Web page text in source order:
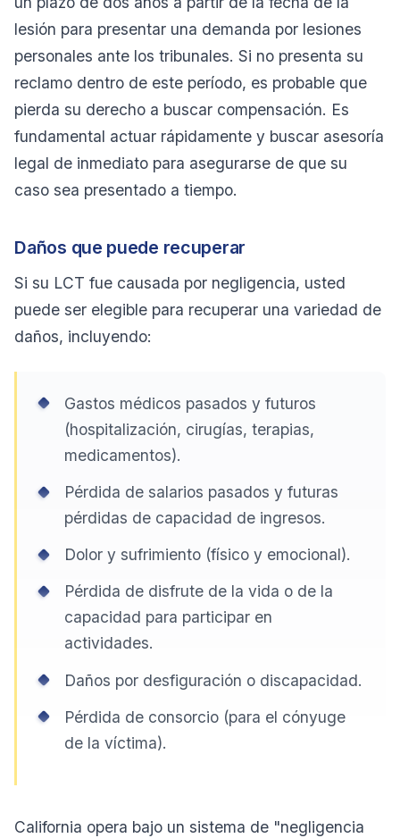
lesión para presentar una demanda por lesiones
personales ante los tribunales. Si no presenta su
reclamo dentro de este período, es probable que
pierda su derecho a buscar compensación. Es
fundamental actuar rápidamente y buscar asesoría
legal de inmediato para asegurarse de que su
caso sea presentado a tiempo.
Daños que puede recuperar
Si su LCT fue causada por negligencia, usted
puede ser elegible para recuperar una variedad de
daños, incluyendo:
Gastos médicos pasados y futuros
(hospitalización, cirugías, terapias,
medicamentos).
Pérdida de salarios pasados y futuras
pérdidas de capacidad de ingresos.
Dolor y sufrimiento (físico y emocional).
Pérdida de disfrute de la vida o de la
capacidad para participar en
actividades.
Daños por desfiguración o discapacidad.
Pérdida de consorcio (para el cónyuge
de la víctima).
California opera bajo un sistema de "negligencia